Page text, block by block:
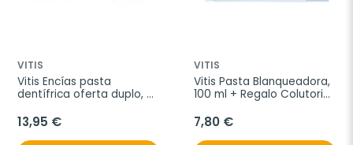
VITIS
Vitis Encías pasta
dentífrica oferta duplo,
Encías colutorio 30 ml
13,95 €
VITIS
Vitis Pasta Blanqueadora,
100 ml + Regalo Colutorio
7,80 €